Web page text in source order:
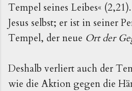
Tempel seines Leibes«
Jesus selbst; er ist in seiner
Tempel, der neue Ort der
Deshalb verliert auch der
wie die Aktion gegen die